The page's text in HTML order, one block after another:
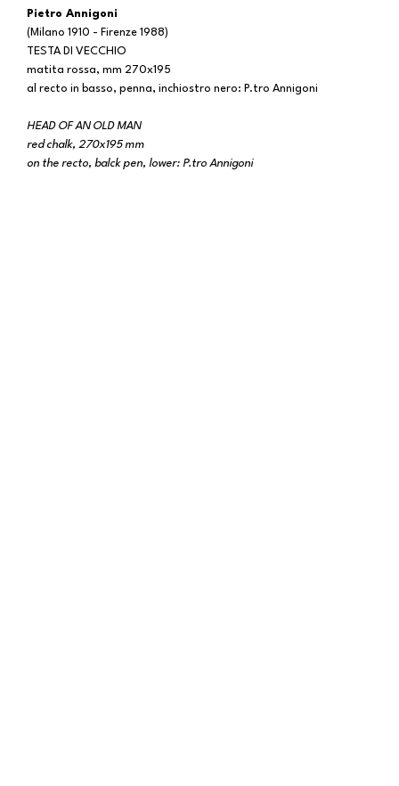
Pietro Annigoni
(Milano 1910 - Firenze 1988)
TESTA DI VECCHIO
matita rossa, mm 270x195
al recto in basso, penna, inchiostro nero: P.tro Annigoni
HEAD OF AN OLD MAN
red chalk, 270x195 mm
on the recto, balck pen, lower: P.tro Annigoni